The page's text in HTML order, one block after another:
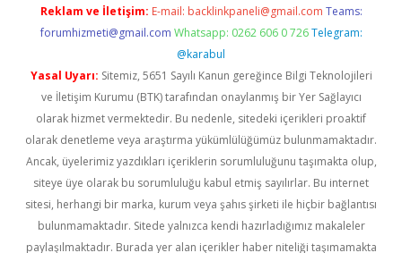
Reklam ve İletişim: E-mail: backlinkpaneli@gmail.com Teams:
forumhizmeti@gmail.com Whatsapp: 0262 606 0 726 Telegram:
@karabul
Yasal Uyarı: Sitemiz, 5651 Sayılı Kanun gereğince Bilgi Teknolojileri
ve İletişim Kurumu (BTK) tarafından onaylanmış bir Yer Sağlayıcı
olarak hizmet vermektedir. Bu nedenle, sitedeki içerikleri proaktif
olarak denetleme veya araştırma yükümlülüğümüz bulunmamaktadır.
Ancak, üyelerimiz yazdıkları içeriklerin sorumluluğunu taşımakta olup,
siteye üye olarak bu sorumluluğu kabul etmiş sayılırlar. Bu internet
sitesi, herhangi bir marka, kurum veya şahıs şirketi ile hiçbir bağlantısı
bulunmamaktadır. Sitede yalnızca kendi hazırladığımız makaleler
paylaşılmaktadır. Burada yer alan içerikler haber niteliği taşımamakta